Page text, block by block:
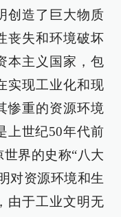
创造了巨大物质
丧失和环境破坏
本主义国家，包
实现工业化和现
惨重的资源环境
上世纪50年代前
界的史称“八大
对资源环境和生
由于工业文明无